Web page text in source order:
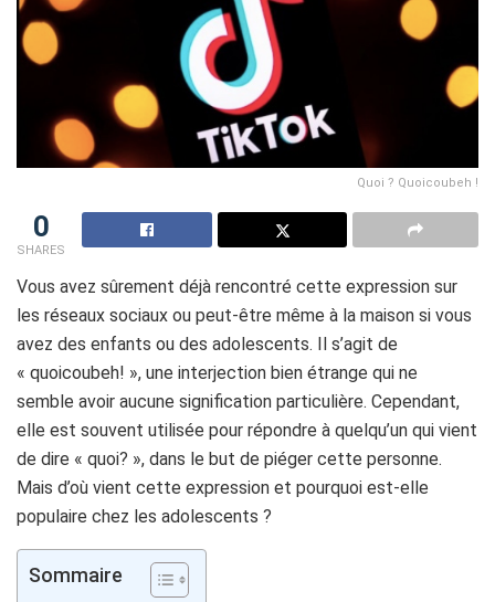
Quoi ? Quoicoubeh !
0
SHARES
Vous avez sûrement déjà rencontré cette expression sur
les réseaux sociaux ou peut-être même à la maison si vous
avez des enfants ou des adolescents. Il s’agit de
« quoicoubeh! », une interjection bien étrange qui ne
semble avoir aucune signification particulière. Cependant,
elle est souvent utilisée pour répondre à quelqu’un qui vient
de dire « quoi? », dans le but de piéger cette personne.
Mais d’où vient cette expression et pourquoi est-elle
populaire chez les adolescents ?
Sommaire